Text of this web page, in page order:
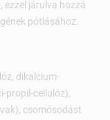
járulva hozzá
pótlásához.
dikalcium-
propil-cellulóz),
csomósodást